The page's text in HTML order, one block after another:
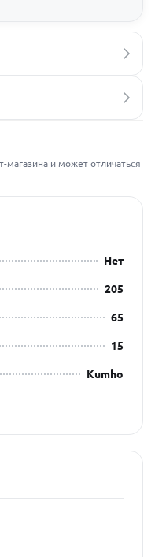
магазина и может отличаться
Нет
205
65
15
Kumho